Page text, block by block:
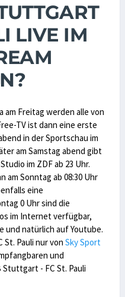
LIVE IM
am Freitag werden alle von
TV ist dann eine erste
in der Sportschau im
am Samstag abend gibt
im ZDF ab 23 Uhr.
am Sonntag ab 08:30 Uhr
eine
0 Uhr sind die
im Internet verfügbar,
und natürlich auf Youtube.
St. Pauli nur von Sky Sport
und
- FC St. Pauli